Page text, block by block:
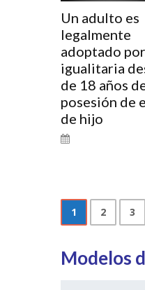
Un adulto es
legalmente
adoptado
igualitaria
de 18 años
posesión de
de hijo
1 2 3
Modelos